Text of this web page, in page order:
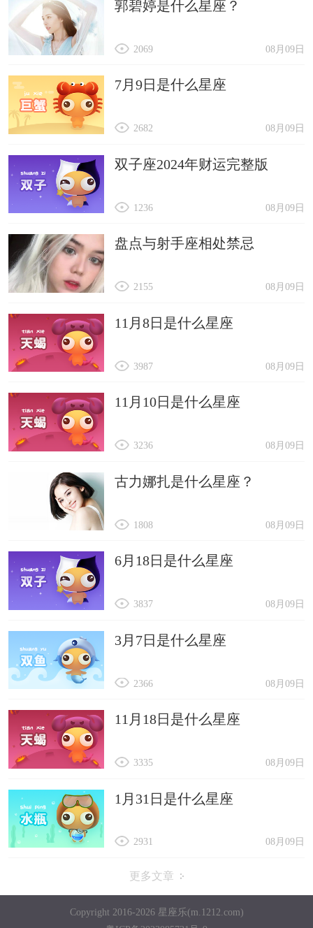
郭碧婷是什么星座？
08月09日
2069
7月9日是什么星座
08月09日
2682
双子座2024年财运完整版
08月09日
1236
盘点与射手座相处禁忌
08月09日
2155
11月8日是什么星座
08月09日
3987
11月10日是什么星座
08月09日
3236
古力娜扎是什么星座？
08月09日
1808
6月18日是什么星座
08月09日
3837
3月7日是什么星座
08月09日
2366
11月18日是什么星座
08月09日
3335
1月31日是什么星座
08月09日
2931
更多文章
Copyright 2016-2026 星座乐(m.1212.com)